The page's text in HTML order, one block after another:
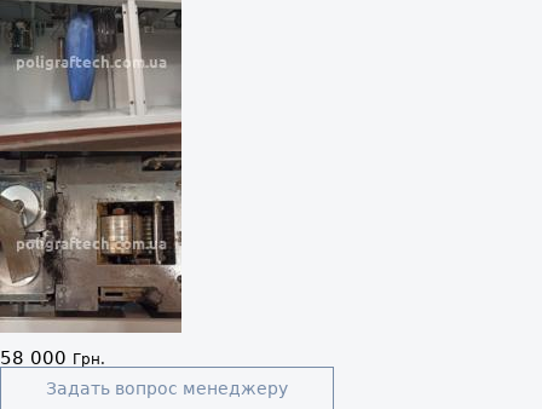
58 000 Грн.
Задать вопрос менеджеру